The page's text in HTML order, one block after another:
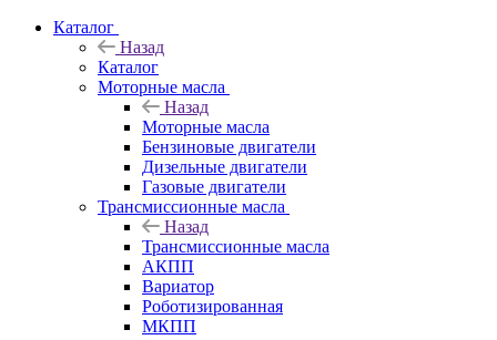
Каталог
Назад
Каталог
Моторные масла
Назад
Моторные масла
Бензиновые двигатели
Дизельные двигатели
Газовые двигатели
Трансмиссионные масла
Назад
Трансмиссионные масла
АКПП
Вариатор
Роботизированная
МКПП